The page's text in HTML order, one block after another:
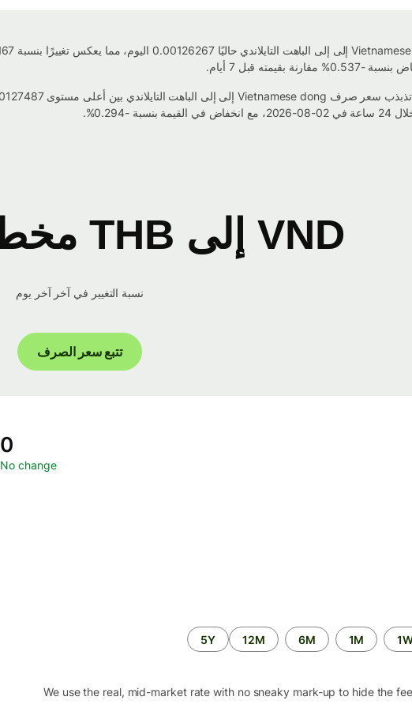
بقيمته قبل 7 أيام.
-0.294%.
VND إلى THB مخطط التحويل
نسبة التغيير في آخر آخر يوم
تتبع سعر الصرف
0
No change
1M
6M
12M
5Y
We use the real, mid-market rate with no sneaky mark-up to hide the